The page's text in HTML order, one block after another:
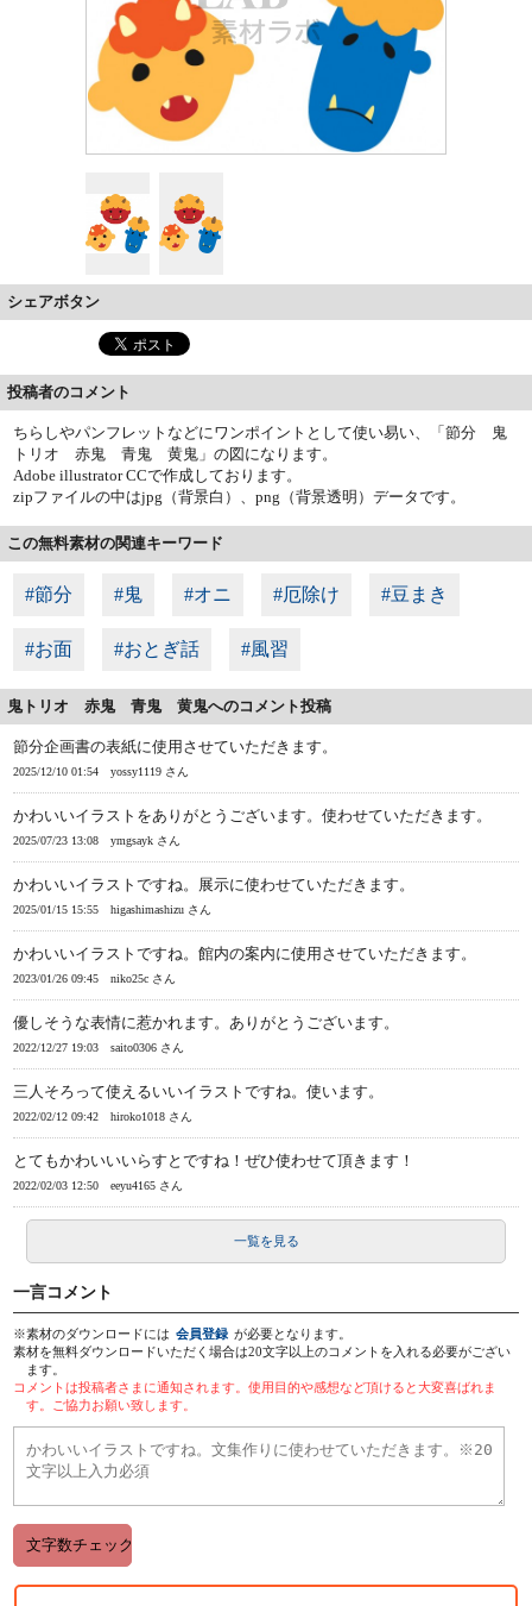
シェアボタン
投稿者のコメント
ちらしやパンフレットなどにワンポイントとして使い易い、「節分 鬼
トリオ 赤鬼 青鬼 黄鬼」の図になります。
Adobe illustrator CCで作成しております。
zipファイルの中はjpg（背景白）、png（背景透明）データです。
この無料素材の関連キーワード
#節分 #鬼 #オニ #厄除け #豆まき
#お面 #おとぎ話 #風習
鬼トリオ 赤鬼 青鬼 黄鬼へのコメント投稿
節分企画書の表紙に使用させていただきます。
2025/12/10 01:54 yossy1119 さん
かわいいイラストをありがとうございます。使わせていただきます。
2025/07/23 13:08 ymgsayk さん
かわいいイラストですね。展示に使わせていただきます。
2025/01/15 15:55 higashimashizu さん
かわいいイラストですね。館内の案内に使用させていただきます。
2023/01/26 09:45 niko25c さん
優しそうな表情に惹かれます。ありがとうございます。
2022/12/27 19:03 saito0306 さん
三人そろって使えるいいイラストですね。使います。
2022/02/12 09:42 hiroko1018 さん
とてもかわいいいらすとですね！ぜひ使わせて頂きます！
2022/02/03 12:50 eeyu4165 さん
一覧を見る
一言コメント
※素材のダウンロードには 会員登録 が必要となります。
素材を無料ダウンロードいただく場合は20文字以上のコメントを入れる必要がござい
ます。
コメントは投稿者さまに通知されます。使用目的や感想など頂けると大変喜ばれま
す。ご協力お願い致します。